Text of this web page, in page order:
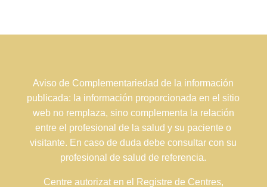
Aviso de Complementariedad de la información
publicada: la información proporcionada en el sitio
web no remplaza, sino complementa la relación
entre el profesional de la salud y su paciente o
visitante. En caso de duda debe consultar con su
profesional de salud de referencia.
Centre autorizat en el Registre de Centres,